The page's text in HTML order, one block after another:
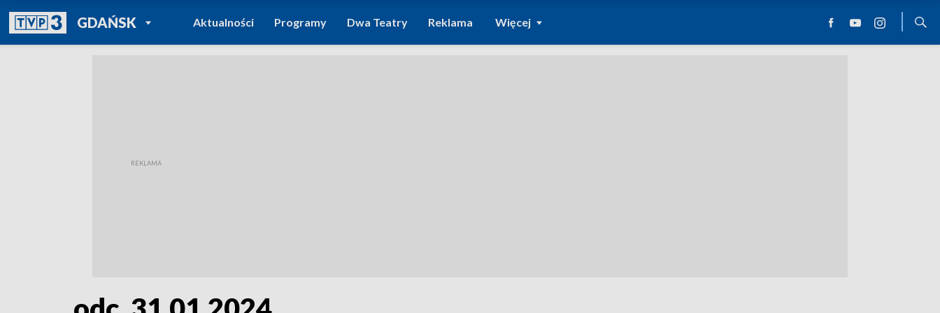
GDAŃSKPOWRÓT DO
TVP REGIONY
Aktualności Programy Dwa Teatry Reklama Więcej